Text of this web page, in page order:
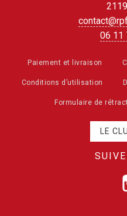
06 11
Paiement et livraison
Conditions d’utilisation
Formulaire de
LE